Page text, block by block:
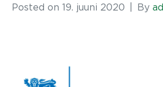
Posted on 19. juuni 2020 By